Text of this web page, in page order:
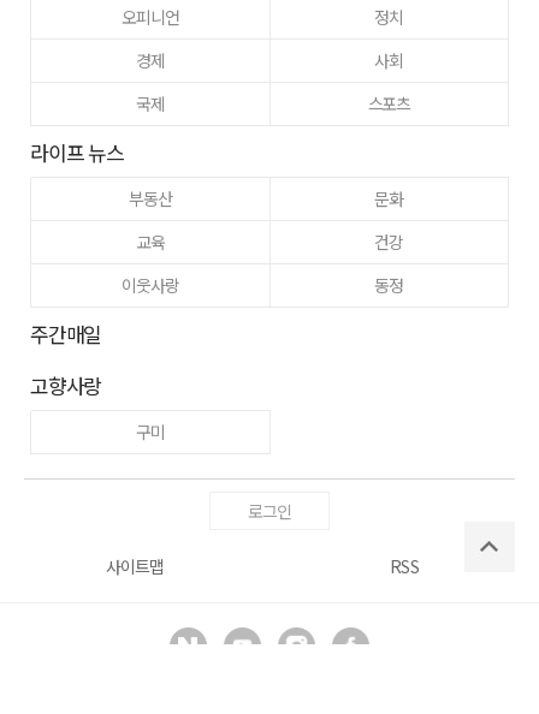
오피니언
정치
경제
사회
국제
스포츠
라이프 뉴스
부동산
문화
교육
건강
이웃사랑
동정
주간매일
고향사랑
구미
로그인
사이트맵 RSS